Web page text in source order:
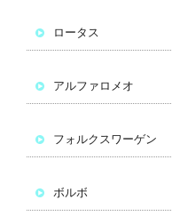
ロータス
アルファロメオ
フォルクスワーゲン
ボルボ